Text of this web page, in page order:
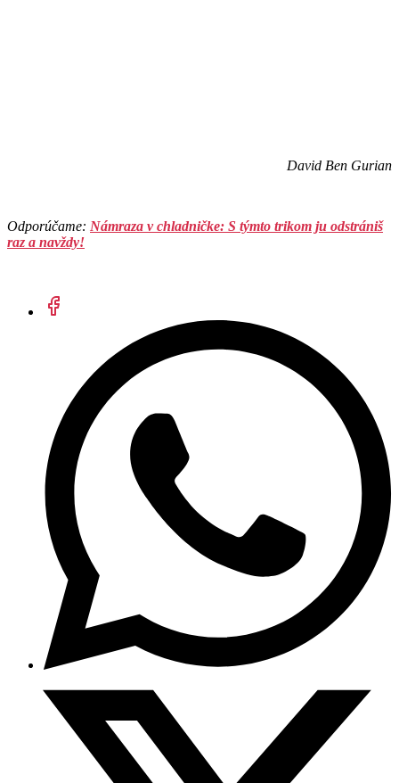
David Ben Gurian
Odporúčame: Námraza v chladničke: S týmto trikom ju odstrániš
raz a navždy!